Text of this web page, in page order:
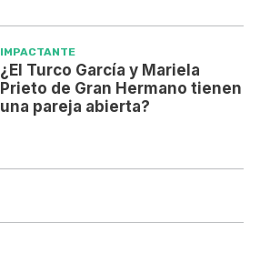
IMPACTANTE
¿El Turco García y Mariela
Prieto de Gran Hermano tienen
una pareja abierta?